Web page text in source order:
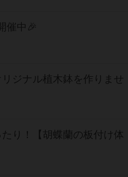
催中🎉
ジナル植木鉢を作りませ
り！【胡蝶蘭の板付け体